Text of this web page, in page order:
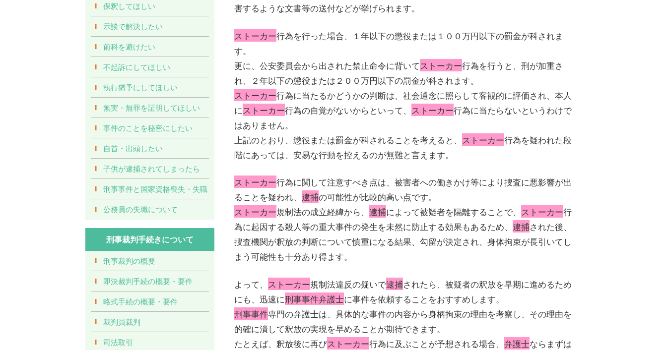
害するような文書等の送付などが挙げられます。
ストーカー行為を行った場合、１年以下の懲役または１００万円以下の罰金が科されま
す。
更に、公安委員会から出された禁止命令に背いて ストーカー行為を行うと、刑が加重さ
れ、２年以下の懲役または２００万円以下の罰金が科されます。
ストーカー行為に当たるかどうかの判断は、社会通念に照らして客観的に評価され、本人
に ストーカー行為の自覚がないからといって、 ストーカー行為に当たらないというわけで
はありません。
上記のとおり、懲役または罰金が科されることを考えると、
ストーカー行為を疑われた段
階にあっては、安易な行動を控えるのが無難と言えます。
ストーカー行為に関して注意すべき点は、被害者への働きかけ等により捜査に悪影響が出
ることを疑われ、 逮捕の可能性が比較的高い点です。
ストーカー規制法の成立経緯から、 逮捕によって被疑者を隔離することで、 ストーカー行
為に起因する殺人等の重大事件の発生を未然に防止する効果もあるため、 逮捕された後、
捜査機関が釈放の判断について慎重になる結果、勾留が決定され、身体拘束が長引いてし
まう可能性も十分あり得ます。
よって、 ストーカー規制法違反の疑いで逮捕されたら、被疑者の釈放を早期に進めるため
にも、迅速に刑事事件弁護士に事件を依頼することをおすすめします。
刑事事件専門の弁護士は、具体的な事件の内容から身柄拘束の理由を考察し、その理由を
的確に潰して釈放の実現を早めることが期待できます。
たとえば、釈放後に再びストーカー行為に及ぶことが予想される場合、 弁護士ならまずは
保釈してほしい
示談で解決したい
前科を避けたい
不起訴にしてほしい
執行猶予にしてほしい
無実・無罪を証明してほしい
事件のことを秘密にしたい
自首・出頭したい
子供が逮捕されてしまったら
刑事事件と国家資格喪失・失職
公務員の失職について
刑事裁判手続きについて
刑事裁判の概要
即決裁判手続の概要・要件
略式手続の概要・要件
裁判員裁判
司法取引